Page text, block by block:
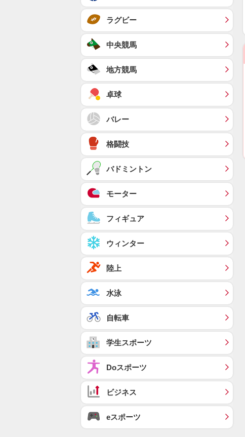
ラグビー
中央競馬
地方競馬
卓球
バレー
格闘技
バドミントン
モーター
フィギュア
ウィンター
陸上
水泳
自転車
学生スポーツ
Doスポーツ
ビジネス
eスポーツ